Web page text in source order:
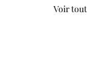
Voir tout